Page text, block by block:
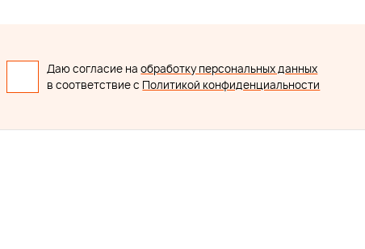
Даю согласие наобработку персональных данных
в соответствие с Политикой конфиденциальности